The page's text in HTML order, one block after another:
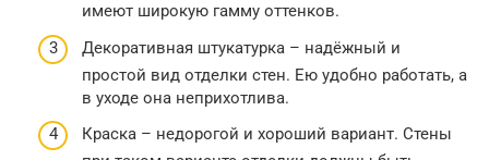
имеют широкую гамму оттенков.
Декоративная штукатурка – надёжный и
простой вид отделки стен. Ею удобно работать, а
в уходе она неприхотлива.
Краска – недорогой и хороший вариант. Стены